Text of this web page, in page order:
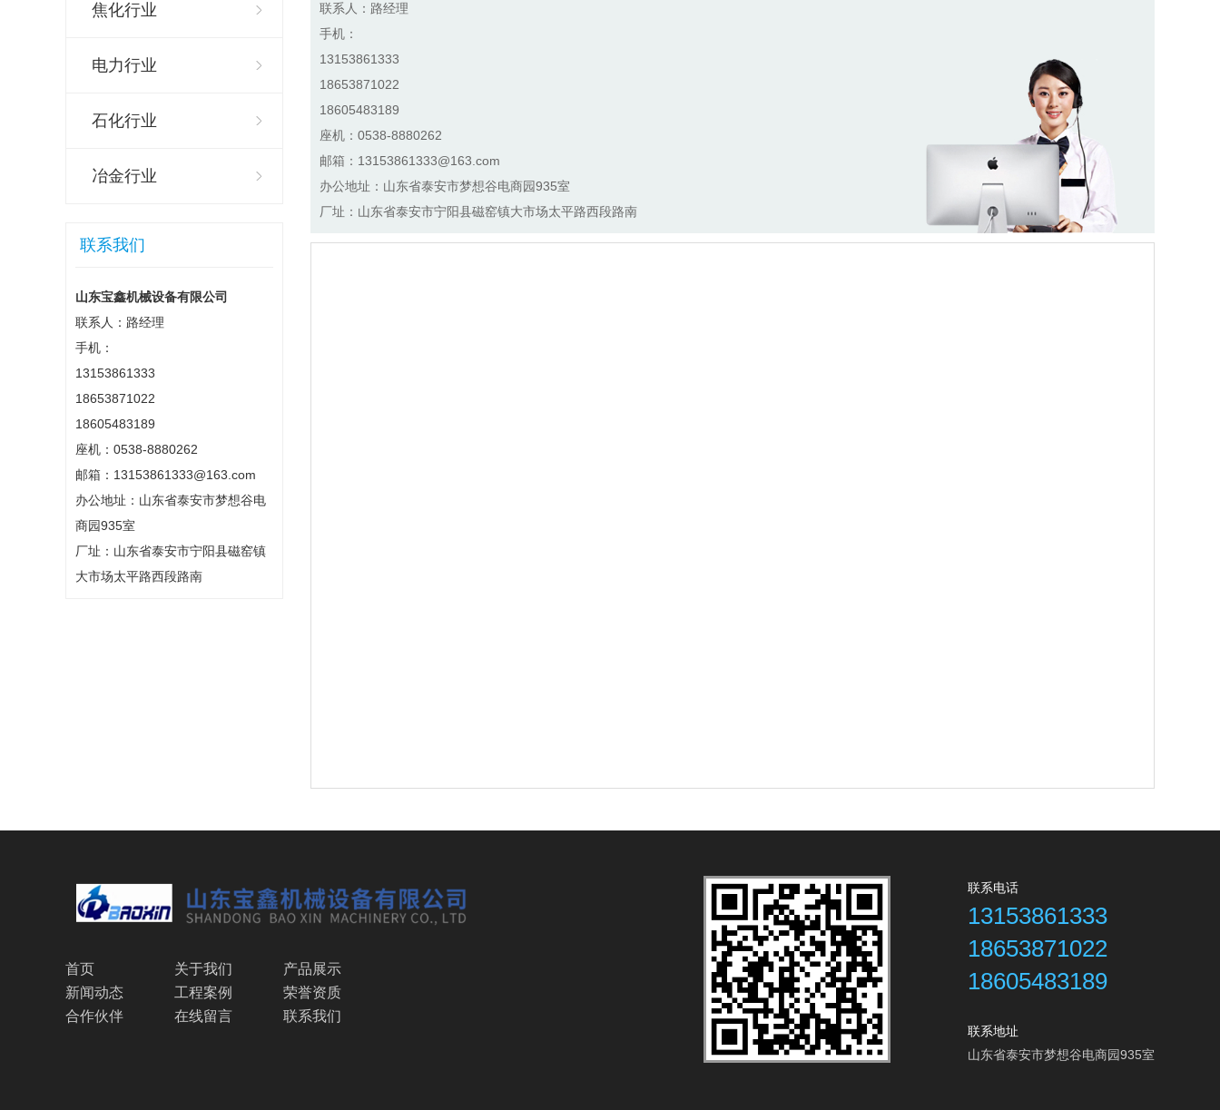
焦化行业
电力行业
石化行业
冶金行业
联系我们
山东宝鑫机械设备有限公司
联系人：路经理
手机：
13153861333
18653871022
18605483189
座机：0538-8880262
邮箱：13153861333@163.com
办公地址：山东省泰安市梦想谷电
商园935室
厂址：山东省泰安市宁阳县磁窑镇
大市场太平路西段路南
联系人：路经理
手机：
13153861333
18653871022
18605483189
座机：0538-8880262
邮箱：13153861333@163.com
办公地址：山东省泰安市梦想谷电商园935室
厂址：山东省泰安市宁阳县磁窑镇大市场太平路西段路南
首页 关于我们
产品展示
新闻动态
工程案例
荣誉资质
合作伙伴
在线留言 联系我们
联系电话
13153861333
18653871022
18605483189
联系地址
山东省泰安市梦想谷电商园935室